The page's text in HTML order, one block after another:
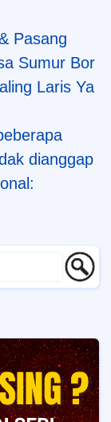
Pasang
Sumur Bor
Laris Ya
dianggap